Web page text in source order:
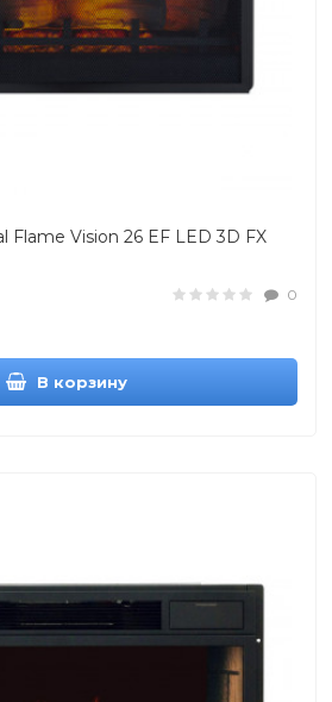
Flame Vision 26 EF LED 3D FX
0
В корзину